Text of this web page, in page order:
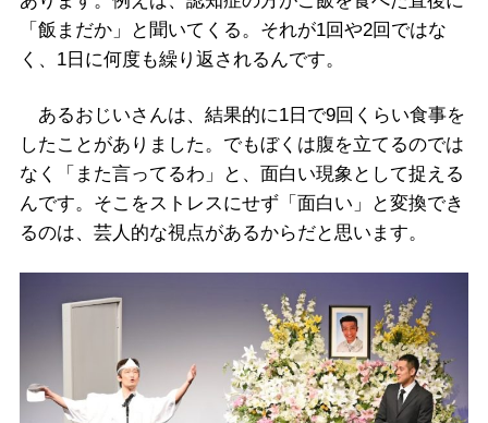
「飯まだか」と聞いてくる。それが1回や2回ではな
く、1日に何度も繰り返されるんです。
あるおじいさんは、結果的に1日で9回くらい食事を
したことがありました。でもぼくは腹を立てるのでは
なく「また言ってるわ」と、面白い現象として捉える
んです。そこをストレスにせず「面白い」と変換でき
るのは、芸人的な視点があるからだと思います。